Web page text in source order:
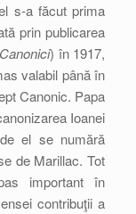
s-a făcut prima
prin publicarea
) în 1917,
valabil până în
Canonic. Papa
Ioanei
el se numără
de Marillac. Tot
important în
contribuţii a